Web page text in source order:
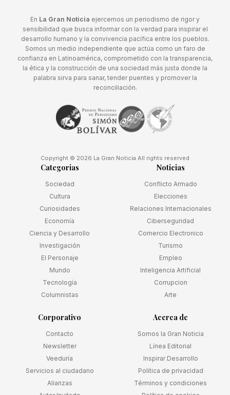
En La Gran Noticia ejercemos un periodismo de rigor y
sensibilidad que busca informar con la verdad para inspirar el
desarrollo humano y la convivencia pacífica entre los pueblos.
Somos un medio independiente que actúa como un faro de
confianza en Latinoamérica, comprometido con la transparencia,
la ética y la construcción de una sociedad más justa donde la
palabra sirva para sanar, tender puentes y promover la
reconciliación.
Copyright © 2026 La Gran Noticia All rights reserved
Categorias
Sociedad
Cultura
Curiosidades
Economía
Ciencia y Desarrollo
Investigación
El Personaje
Mundo
Tecnología
Columnistas
Noticias
Conflicto Armado
Elecciones
Relaciones Internacionales
Ciberseguridad
Comercio Electronico
Turismo
Empleo
Inteligencia Artificial
Corrupcion
Arte
Corporativo
Contacto
Newsletter
Veeduría
Servicios al ciudadano
Alianzas
Acerca de
Somos la Gran Noticia
Línea Editorial
Inspirar Desarrollo
Política de privacidad
Términos y condiciones